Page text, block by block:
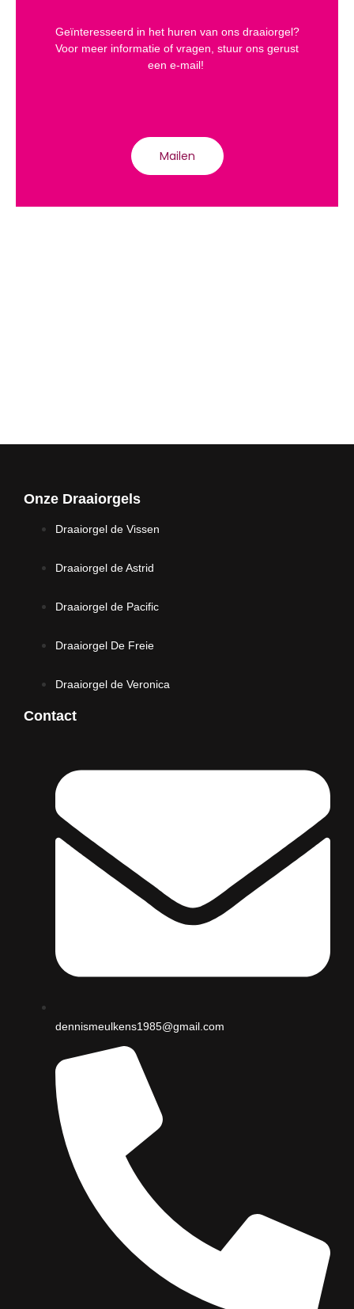
Geïnteresseerd in het huren van ons draaiorgel?
Voor meer informatie of vragen, stuur ons gerust
een e-mail!
Mailen
Onze Draaiorgels
Draaiorgel de Vissen
Draaiorgel de Astrid
Draaiorgel de Pacific
Draaiorgel De Freie
Draaiorgel de Veronica
Contact
dennismeulkens1985@gmail.com